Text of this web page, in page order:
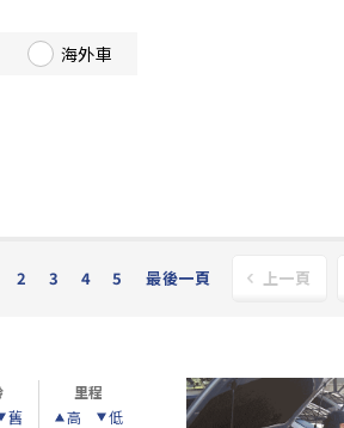
海外車
2 3 4 5 最後一頁 上一頁
舊
里程
高
低